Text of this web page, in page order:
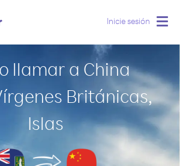
Inicie sesión
llamar a China
Británicas,
Islas